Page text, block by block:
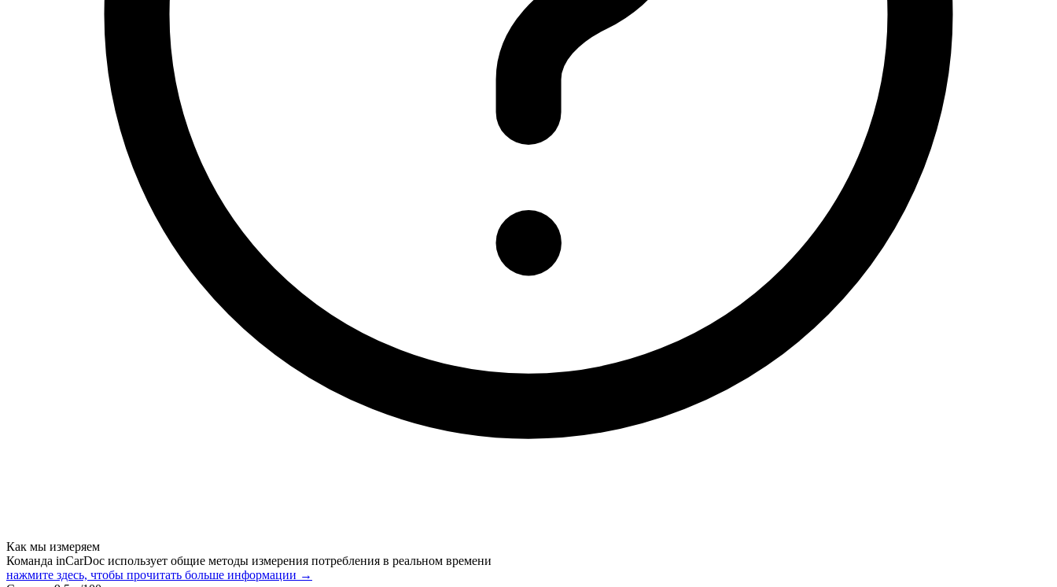
Как мы измеряем
Команда inCarDoc использует общие методы измерения потребления в реальном времени
нажмите здесь, чтобы прочитать больше информации →